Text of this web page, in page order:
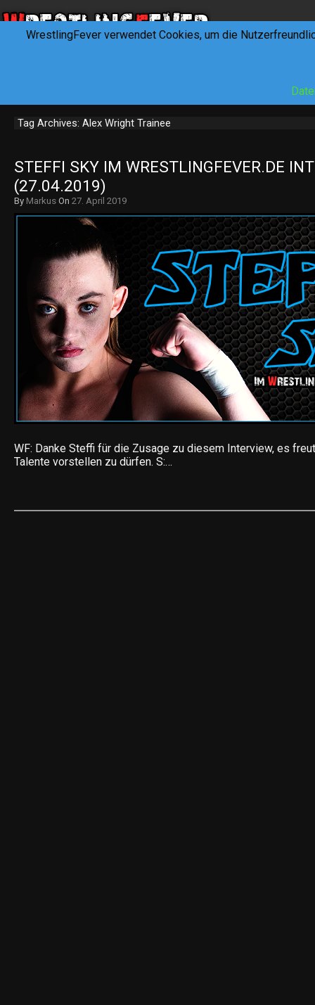
Tag Archives: Alex Wright Trainee
STEFFI SKY IM WRESTLINGFEVER.DE
(27.04.2019)
By Markus On 27. April 2019
WF: Danke Steffi für die Zusage zu diesem Interview, es
Talente vorstellen zu dürfen. S:…
WrestlingFever verwendet Cookies, um die